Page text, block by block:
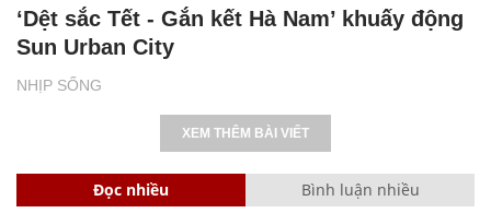
NHỊP SỐNG
‘Dệt sắc Tết - Gắn kết Hà Nam’ khuấy động
Sun Urban City
XEM THÊM BÀI VIẾT
Đọc nhiều Bình luận nhiều